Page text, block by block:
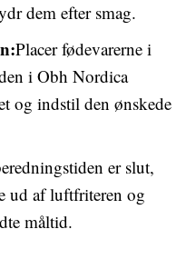
dem efter smag.
Placer fødevarerne i
i Obh Nordica
og indstil den ønskede
er slut,
ud af luftfriteren og
måltid.